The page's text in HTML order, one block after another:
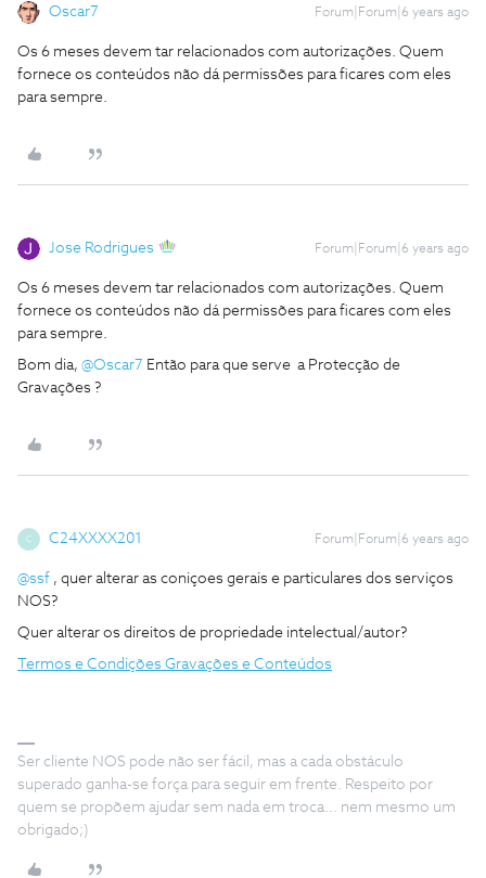
Oscar7 Forum|Forum|6 years ago
Os 6 meses devem tar relacionados com autorizações. Quem
fornece os conteúdos não dá permissões para ficares com eles
para sempre.
Jose Rodrigues Forum|Forum|6 years ago
Os 6 meses devem tar relacionados com autorizações. Quem
fornece os conteúdos não dá permissões para ficares com eles
para sempre.
Bom dia, @Oscar7 Então para que serve a Protecção de
Gravações ?
C C24XXXX201 Forum|Forum|6 years ago
@ssf , quer alterar as coniçoes gerais e particulares dos serviços
NOS?
Quer alterar os direitos de propriedade intelectual/autor?
Termos e Condições Gravações e Conteúdos
Ser cliente NOS pode não ser fácil, mas a cada obstáculo
superado ganha-se força para seguir em frente. Respeito por
quem se propõem ajudar sem nada em troca... nem mesmo um
obrigado;)